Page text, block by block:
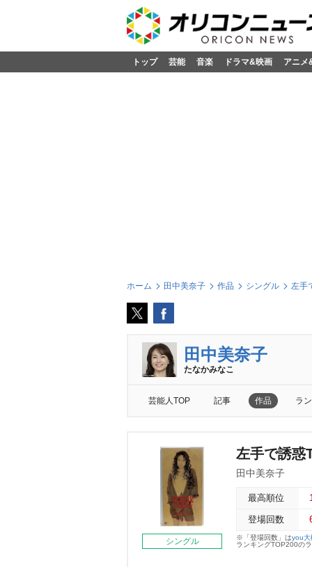
トップ 芸能 音楽 ドラマ&映画 アニメ
ホーム 田中美奈子 作品 シングル 左手
田中美奈子
たなかみなこ
芸能人TOP 記事 作品 ラ
シングル
左手で誘惑
田中美奈子
最高順位
登場回数
※「登場回数」はyou大
ランキングTOP200の